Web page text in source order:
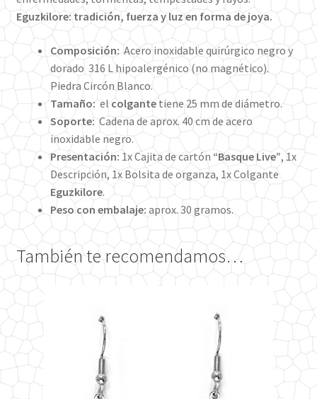
Eguzkilore: tradición, fuerza y luz en forma de joya.
Composición: Acero inoxidable quirúrgico negro y
dorado 316 L hipoalergénico (no magnético).
Piedra Circón Blanco.
Tamaño:el colgantetiene 25 mm de diámetro.
Soporte: Cadena de aprox. 40 cm de acero
inoxidable negro.
Presentación: 1x Cajita de cartón “Basque Live”, 1x
Descripción, 1x Bolsita de organza, 1x Colgante
Eguzkilore.
Peso con embalaje: aprox. 30 gramos.
También te recomendamos…